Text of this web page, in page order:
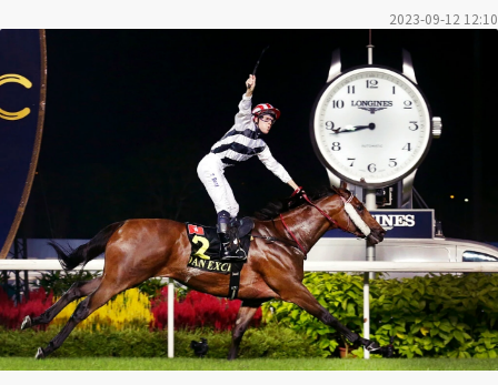
2023-09-12 12:10